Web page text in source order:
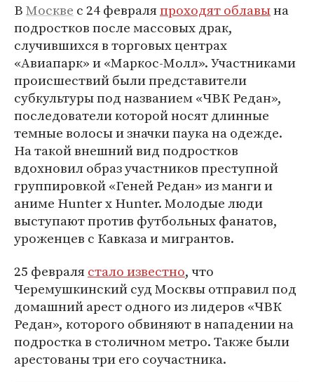
ВМоскве с 24 февраляпроходят облавына
подростков после массовых драк,
случившихся в торговых центрах
«Авиапарк» и «Маркос-Молл». Участниками
происшествий были представители
субкультуры под названием «ЧВК Редан»,
последователи которой носят длинные
темные волосы и значки паука на одежде.
На такой внешний вид подростков
вдохновил образ участников преступной
группировкой «Геней Редан» из манги и
аниме Hunter x Hunter. Молодые люди
выступают против футбольных фанатов,
уроженцев с Кавказа и мигрантов.
25 февралястало известно, что
Черемушкинский суд Москвы отправил под
домашний арест одного из лидеров «ЧВК
Редан», которого обвиняют в нападении на
подростка в столичном метро. Также были
арестованы три его соучастника.